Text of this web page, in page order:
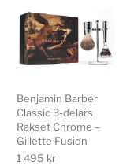
Benjamin Barber
Classic 3-delars
Rakset Chrome –
Gillette Fusion
1 495 kr